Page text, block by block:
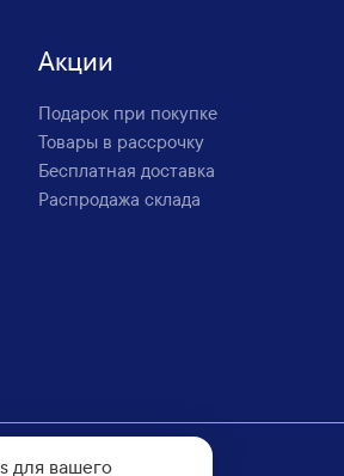
Акции
Подарок при покупке
Товары в рассрочку
Бесплатная доставка
Распродажа склада
«MirCli».
для вашего